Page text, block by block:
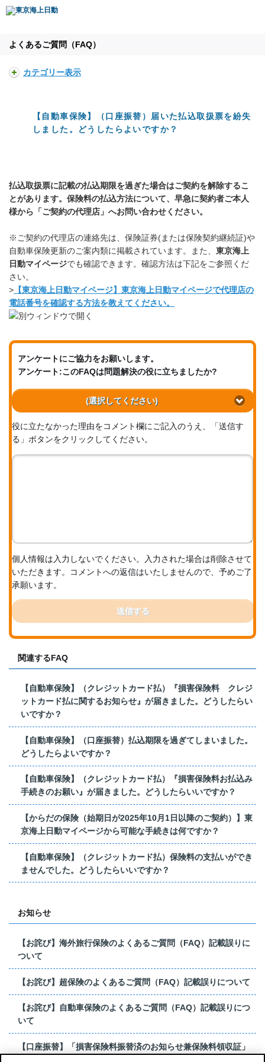
よくあるご質問（FAQ）
カテゴリー表示
【自動車保険】（口座振替）届いた払込取扱票を紛失
しました。どうしたらよいですか？
払込取扱票に記載の払込期限を過ぎた場合はご契約を解除するこ
とがあります。保険料の払込方法について、早急に契約者ご本人
様から「ご契約の代理店」へお問い合わせください。
※ご契約の代理店の連絡先は、保険証券(または保険契約継続証)や
自動車保険更新のご案内類に掲載されています。また、 東京海上
日動マイページでも確認できます。確認方法は下記をご参照くだ
さい。
> 【東京海上日動マイページ】東京海上日動マイページで代理店の
電話番号を確認する方法を教えてください。
アンケートにご協力をお願いします。
アンケート:このFAQは問題解決の役に立ちましたか?
(選択してください)
役に立たなかった理由をコメント欄にご記入のうえ、「送信す
る」ボタンをクリックしてください。
個人情報は入力しないでください。入力された場合は削除させて
いただきます。コメントへの返信はいたしませんので、予めご了
承願います。
送信する
関連するFAQ
【自動車保険】（クレジットカード払）『損害保険料 クレジ
ットカード払に関するお知らせ』が届きました。どうしたらい
いですか？
【自動車保険】（口座振替）払込期限を過ぎてしまいました。
どうしたらよいですか？
【自動車保険】（クレジットカード払）『損害保険料お払込み
手続きのお願い』が届きました。どうしたらいいですか？
【からだの保険（始期日が2025年10月1日以降のご契約）】東
京海上日動マイページから可能な手続きは何ですか？
【自動車保険】（クレジットカード払）保険料の支払いができ
ませんでした。どうしたらいいですか？
お知らせ
【お詫び】海外旅行保険のよくあるご質問（FAQ）記載誤りに
ついて
【お詫び】超保険のよくあるご質問（FAQ）記載誤りについて
【お詫び】自動車保険のよくあるご質問（FAQ）記載誤りにつ
いて
【口座振替】「損害保険料振替済のお知らせ兼保険料領収証」